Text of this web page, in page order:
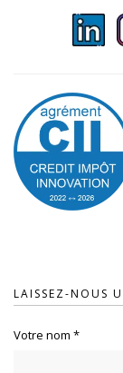
LAISSEZ-NOUS
Votre nom *